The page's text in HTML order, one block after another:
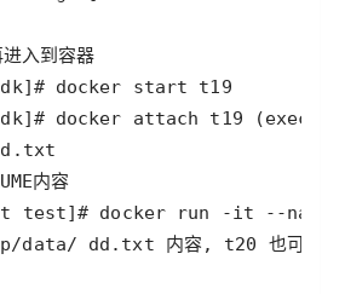
data/ dd.txt 内容, t20 也可以看